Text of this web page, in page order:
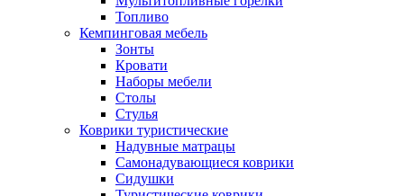
Топливо
Кемпинговая мебель
Зонты
Кровати
Наборы мебели
Столы
Стулья
Коврики туристические
Надувные матрацы
Самонадувающиеся коврики
Сидушки